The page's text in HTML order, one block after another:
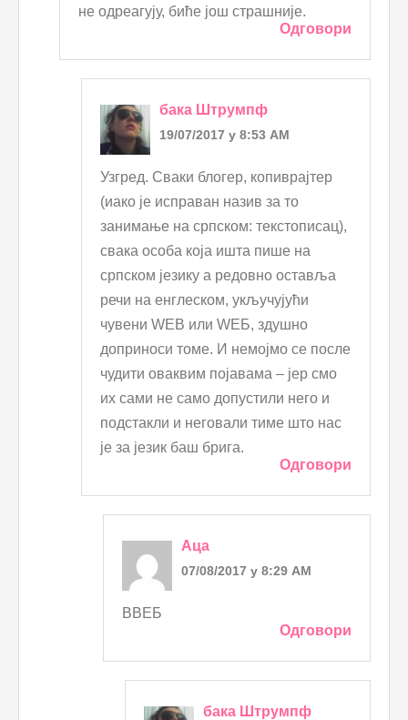
не одреагују, биће још страшније.
Одговори
бака Штрумпф
19/07/2017 у 8:53 AM
Узгред. Сваки блогер, копиврајтер
(иако је исправан назив за то
занимање на српском: текстописац),
свака особа која ишта пише на
српском језику а редовно оставља
речи на енглеском, укључујући
чувени WEB или WЕБ, здушно
доприноси томе. И немојмо се после
чудити оваквим појавама – јер смо
их сами не само допустили него и
подстакли и неговали тиме што нас
је за језик баш брига.
Одговори
Аца
07/08/2017 у 8:29 AM
ВВЕБ
Одговори
бака Штрумпф